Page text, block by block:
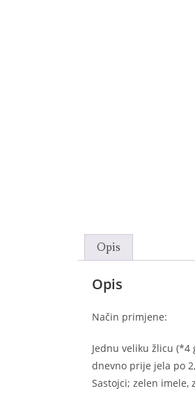
Opis
Opis
Način primjene:
Jednu veliku žlicu
dnevno prije jela po
Sastojci; zelen imele,